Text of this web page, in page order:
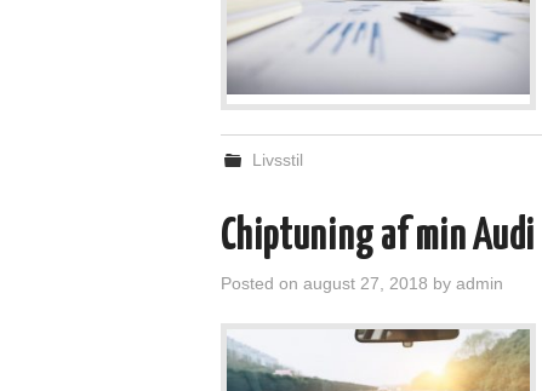
Livsstil
Chiptuning af min Audi
Posted on august 27, 2018 by admin